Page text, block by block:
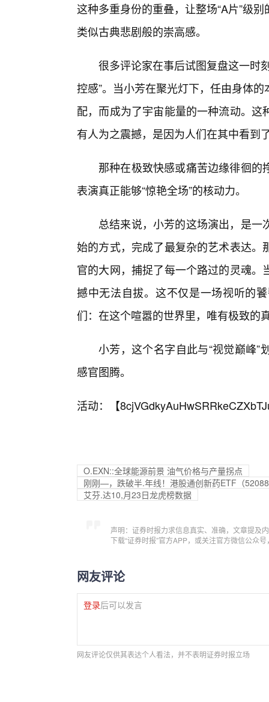
这种多重身份的重叠，让整场“A片”级
类似古典悲剧般的崇高感。
很多评论家在事后试图复盘这一时
控感”。当小芳在聚光灯下，任由身体
配，而成为了宇宙能量的一种流动。
有人为之震撼，是因为人们在其中看到
那种在极致快感或痛苦边缘徘徊
表演真正能够“惊艳全场”的核动力。
总结来说，小芳的这场演出，是
始的方式，完成了最复杂的艺术表达
官的大网，捕捉了每一个路过的灵魂
撼中无法自拔。这不仅是一场视听的
们：在这个喧嚣的世界里，唯有极致的
小芳，这个名字自此与“视觉巅峰
感官图腾。
活动：【
O.EXN::全球能源前景 油气价格与产量拐点
刚刚—，跌破半.年线！港股通创新药ETF（
艾芬.达10,月23日龙虎榜数据
声明：证券时报力求信息真实、准确，文章提及
下载“证券时报”官方APP，或关注官方微信公众
网友评论
登录后可以发言
网友评论仅供其表达个人看法，并不表明证券时报立场